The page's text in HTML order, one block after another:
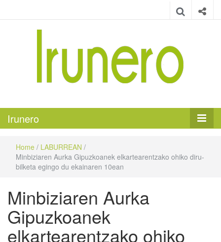
Irunero
Home / LABURREAN /
Minbiziaren Aurka Gipuzkoanek elkartearentzako ohiko diru-
bilketa egingo du ekainaren 10ean
Minbiziaren Aurka
Gipuzkoanek
elkartearentzako ohiko